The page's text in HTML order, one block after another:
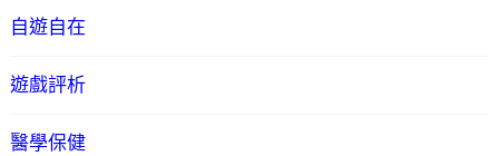
自遊自在
遊戲評析
醫學保健